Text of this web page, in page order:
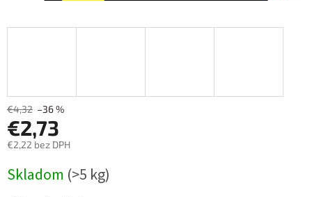
€4,32 –36 %
€2,73
€2,22 bez DPH
cena:
Skladom (>5 kg)